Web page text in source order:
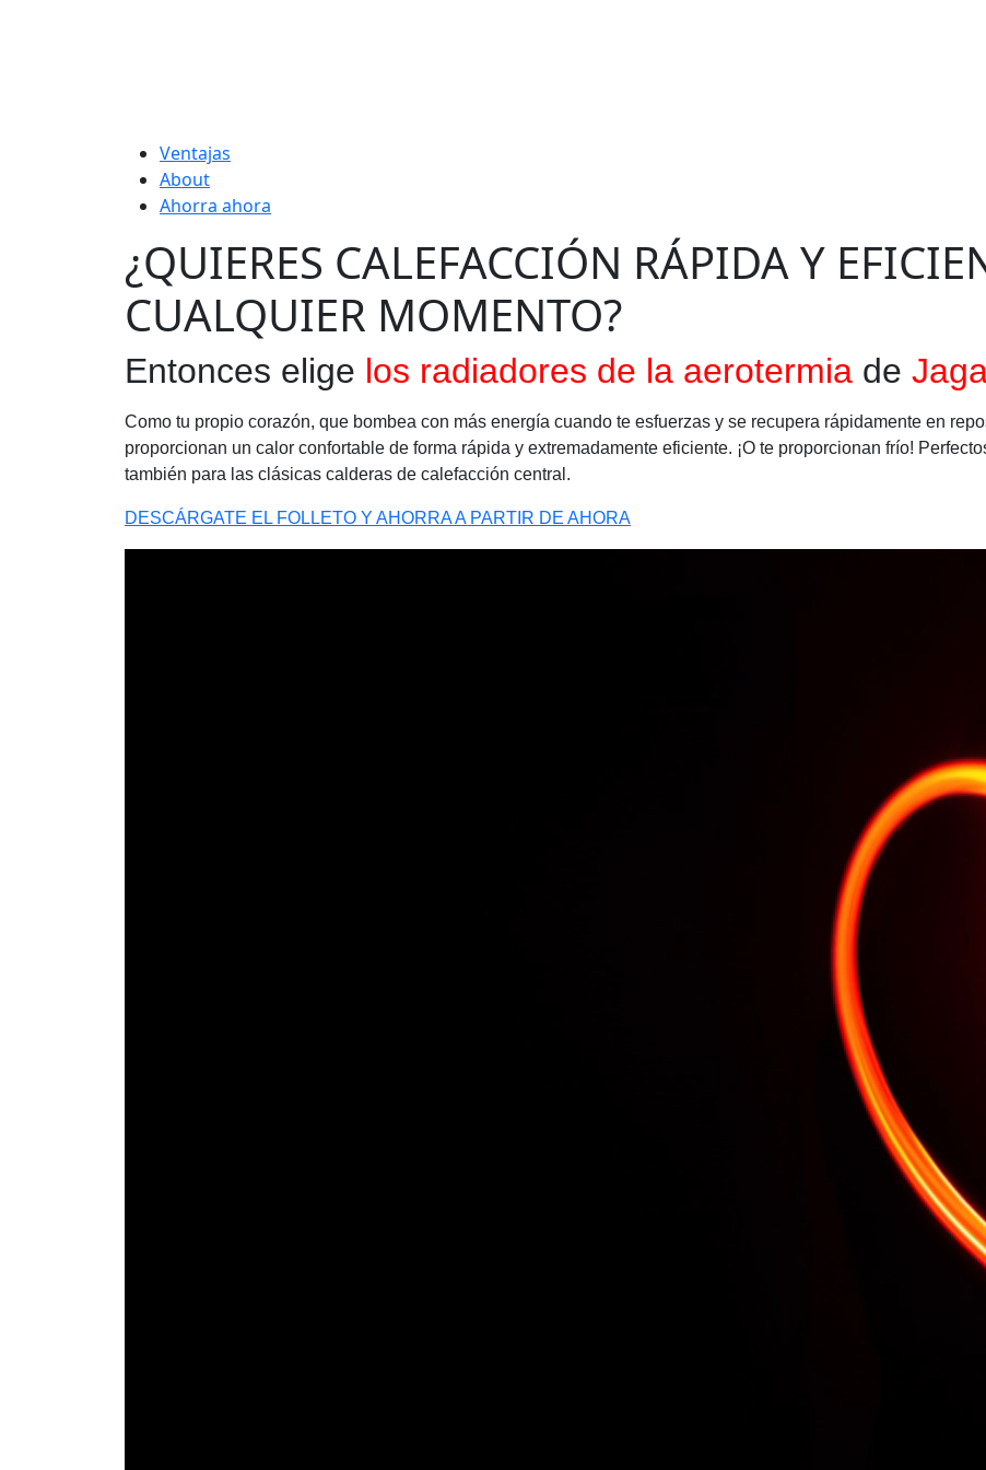
Ventajas
About
Ahorra ahora
¿QUIERES CALEFACCIÓN RÁPIDA Y
CUALQUIER MOMENTO?
Entonces elige los radiadores de la aerotermia de
Como tu propio corazón, que bombea con más energía cuando te esfuerzas y se recupera rápidamente en
proporcionan un calor confortable de forma rápida y extremadamente eficiente. ¡O te proporcionan frío!
también para las clásicas calderas de calefacción central.
DESCÁRGATE EL FOLLETO Y AHORRA A PARTIR DE AHORA